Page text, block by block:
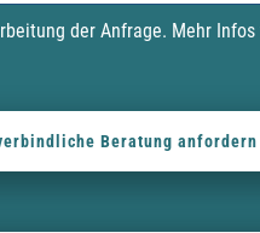
der Anfrage. Mehr